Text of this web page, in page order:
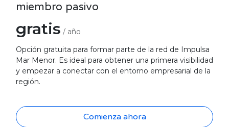
miembro pasivo
gratis / año
Opción gratuita para formar parte de la red de Impulsa
Mar Menor. Es ideal para obtener una primera visibilidad
y empezar a conectar con el entorno empresarial de la
región.
Comienza ahora